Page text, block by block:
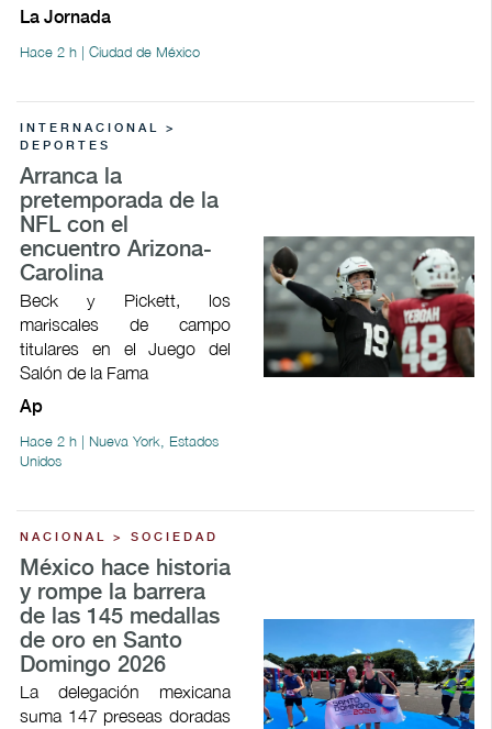
La Jornada
Hace 2 h | Ciudad de México
INTERNACIONAL >
DEPORTES
Arranca la
pretemporada de la
NFL con el
encuentro Arizona-
Carolina
Beck y Pickett, los
mariscales de campo
titulares en el Juego del
Salón de la Fama
Ap
Hace 2 h | Nueva York, Estados
Unidos
NACIONAL > SOCIEDAD
México hace historia
y rompe la barrera
de las 145 medallas
de oro en Santo
Domingo 2026
La delegación mexicana
suma 147 preseas doradas